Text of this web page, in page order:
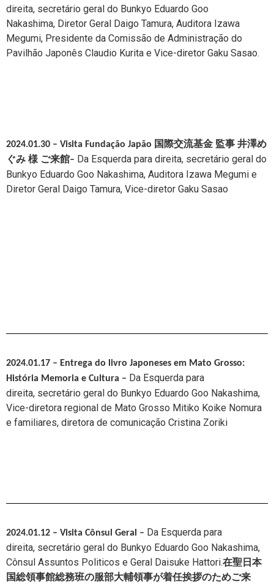
direita, secretário geral do Bunkyo Eduardo Goo
Nakashima, Diretor Geral Daigo Tamura, Auditora Izawa
Megumi, Presidente da Comissão de Administração do
Pavilhão Japonês Claudio Kurita e Vice-diretor Gaku Sasao.
2024.01.30 – Visita Fundação Japão 国際交流基金 監事 井澤め
ぐみ 様 ご来館– Da Esquerda para direita, secretário geral do
Bunkyo Eduardo Goo Nakashima, Auditora Izawa Megumi e
Diretor Geral Daigo Tamura, Vice-diretor Gaku Sasao
2024.01.17 – Entrega do livro Japoneses em Mato Grosso:
História Memoria e Cultura – Da Esquerda para
direita, secretário geral do Bunkyo Eduardo Goo Nakashima,
Vice-diretora regional de Mato Grosso Mitiko Koike Nomura
e familiares, diretora de comunicação Cristina Zoriki
2024.01.12 – Visita Cônsul Geral – Da Esquerda para
direita, secretário geral do Bunkyo Eduardo Goo Nakashima,
Cônsul Assuntos Politicos e Geral Daisuke Hattori.在聖日本
国総領事館総務班の服部大輔領事が着任挨拶のためご来